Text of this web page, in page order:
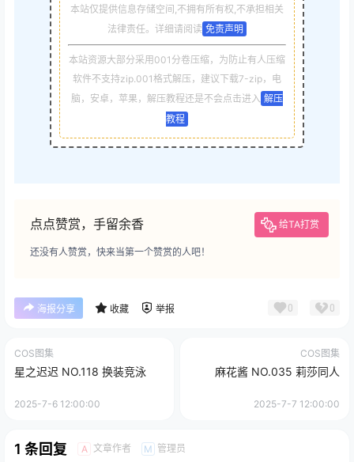
本站仅提供信息存储空间,不拥有所有权,不承担相关
法律责任。详细请阅读 免责声明
本站资源大部分采用001分卷压缩，为防止有人压缩
软件不支持zip.001格式解压，建议下载7-zip，电
脑，安卓，苹果，解压教程还是不会点击进入 解压
教程
点点赞赏，手留余香 给TA打赏
还没有人赞赏，快来当第一个赞赏的人吧！
海报分享 收藏 举报 0 0
COS图集
星之迟迟 NO.118 换装竞泳
2025-7-6 12:00:00
COS图集
麻花酱 NO.035 莉莎同人
2025-7-7 12:00:00
1 条回复 A 文章作者 M 管理员